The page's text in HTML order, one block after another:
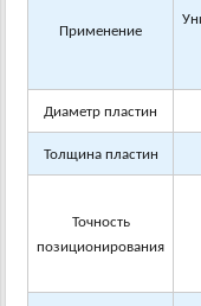
Применение
Диаметр пластин
Толщина пластин
Точность
позиционирования